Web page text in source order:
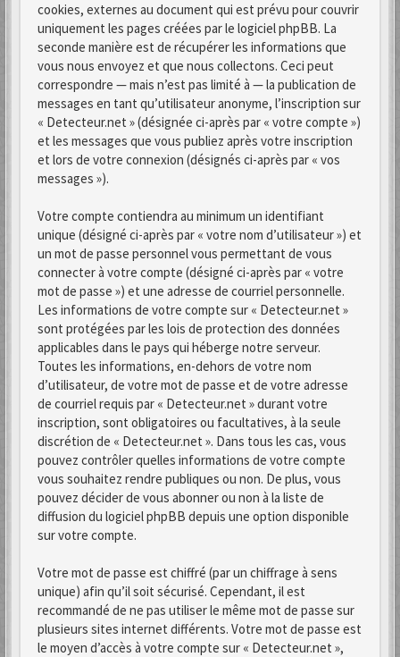
cookies, externes au document qui est prévu pour couvrir
uniquement les pages créées par le logiciel phpBB. La
seconde manière est de récupérer les informations que
vous nous envoyez et que nous collectons. Ceci peut
correspondre — mais n’est pas limité à — la publication de
messages en tant qu’utilisateur anonyme, l’inscription sur
« Detecteur.net » (désignée ci-après par « votre compte »)
et les messages que vous publiez après votre inscription
et lors de votre connexion (désignés ci-après par « vos
messages »).
Votre compte contiendra au minimum un identifiant
unique (désigné ci-après par « votre nom d’utilisateur ») et
un mot de passe personnel vous permettant de vous
connecter à votre compte (désigné ci-après par « votre
mot de passe ») et une adresse de courriel personnelle.
Les informations de votre compte sur « Detecteur.net »
sont protégées par les lois de protection des données
applicables dans le pays qui héberge notre serveur.
Toutes les informations, en-dehors de votre nom
d’utilisateur, de votre mot de passe et de votre adresse
de courriel requis par « Detecteur.net » durant votre
inscription, sont obligatoires ou facultatives, à la seule
discrétion de « Detecteur.net ». Dans tous les cas, vous
pouvez contrôler quelles informations de votre compte
vous souhaitez rendre publiques ou non. De plus, vous
pouvez décider de vous abonner ou non à la liste de
diffusion du logiciel phpBB depuis une option disponible
sur votre compte.
Votre mot de passe est chiffré (par un chiffrage à sens
unique) afin qu’il soit sécurisé. Cependant, il est
recommandé de ne pas utiliser le même mot de passe sur
plusieurs sites internet différents. Votre mot de passe est
le moyen d’accès à votre compte sur « Detecteur.net »,